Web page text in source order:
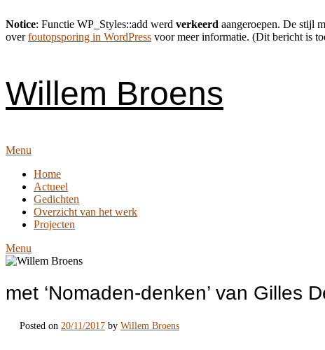
Notice: Functie WP_Styles::add werd verkeerd aangeroepen. De stijl
overfoutopsporing in WordPress voor meer informatie. (Dit bericht is
Willem Broens
Menu
Home
Actueel
Gedichten
Overzicht van het werk
Projecten
Menu
met ‘Nomaden-denken’ van Gilles
Posted on 20/11/2017 by Willem Broens